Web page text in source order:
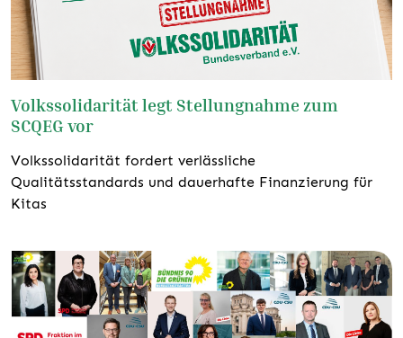
Volkssolidarität legt Stellungnahme zum
SCQEG vor
Volkssolidarität fordert verlässliche
Qualitätsstandards und dauerhafte Finanzierung für
Kitas